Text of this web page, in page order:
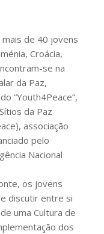
de 40 jovens
Croácia,
se na
da Paz,
“Youth4Peace”,
da Paz
associação
pelo
Nacional
os jovens
discutir entre si
uma Cultura de
dos